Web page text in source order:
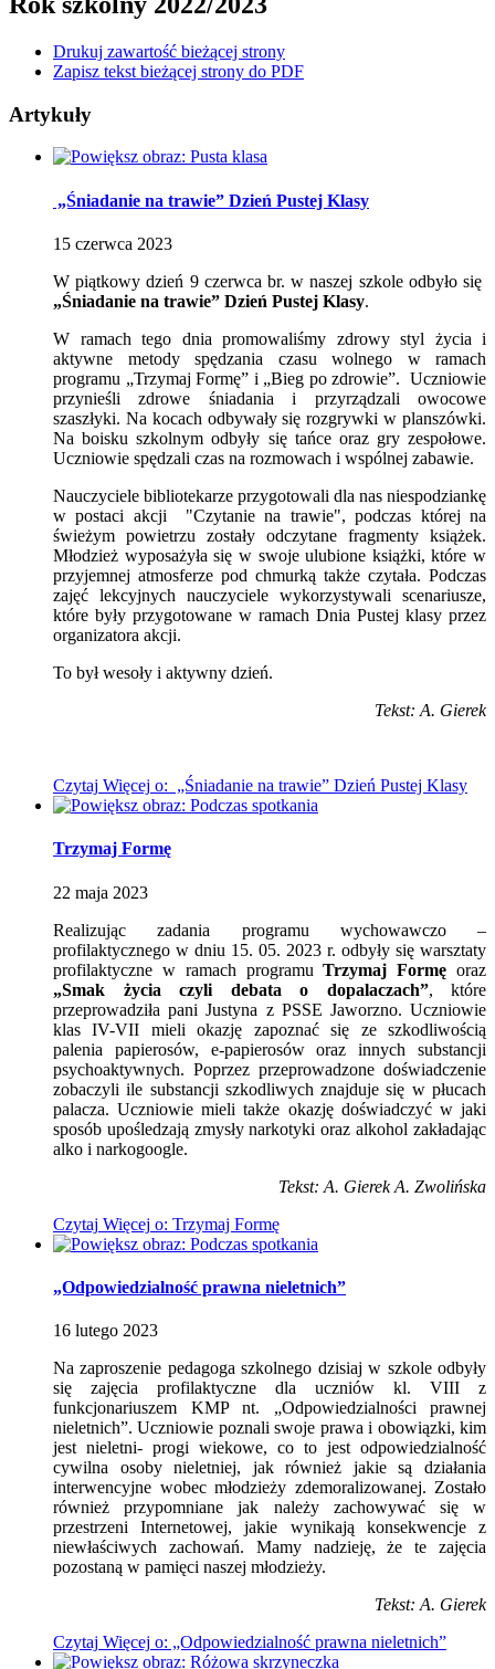
Drukuj zawartość bieżącej strony
Zapisz tekst bieżącej strony do PDF
Artykuły
„Śniadanie na trawie” Dzień Pustej Klasy
15 czerwca 2023
W piątkowy dzień 9 czerwca br. w naszej szkole odbyło się
„Śniadanie na trawie” Dzień Pustej Klasy.
W ramach tego dnia promowaliśmy zdrowy styl życia i
aktywne metody spędzania czasu wolnego w ramach
programu „Trzymaj Formę” i „Bieg po zdrowie”. Uczniowie
przynieśli zdrowe śniadania i przyrządzali owocowe
szaszłyki. Na kocach odbywały się rozgrywki w planszówki.
Na boisku szkolnym odbyły się tańce oraz gry zespołowe.
Uczniowie spędzali czas na rozmowach i wspólnej zabawie.
Nauczyciele bibliotekarze przygotowali dla nas niespodziankę
w postaci akcji "Czytanie na trawie", podczas której na
świeżym powietrzu zostały odczytane fragmenty książek.
Młodzież wyposażyła się w swoje ulubione książki, które w
przyjemnej atmosferze pod chmurką także czytała. Podczas
zajęć lekcyjnych nauczyciele wykorzystywali scenariusze,
które były przygotowane w ramach Dnia Pustej klasy przez
organizatora akcji.
To był wesoły i aktywny dzień.
Tekst: A. Gierek
Czytaj Więcej o: „Śniadanie na trawie” Dzień Pustej Klasy
Trzymaj Formę
22 maja 2023
Realizując zadania programu wychowawczo –
profilaktycznego w dniu 15. 05. 2023 r. odbyły się warsztaty
profilaktyczne w ramach programuTrzymaj Formę oraz
„Smak życia czyli debata o dopalaczach”, które
przeprowadziła pani Justyna z PSSE Jaworzno. Uczniowie
klas IV-VII mieli okazję zapoznać się ze szkodliwością
palenia papierosów, e-papierosów oraz innych substancji
psychoaktywnych. Poprzez przeprowadzone doświadczenie
zobaczyli ile substancji szkodliwych znajduje się w płucach
palacza. Uczniowie mieli także okazję doświadczyć w jaki
sposób upośledzają zmysły narkotyki oraz alkohol zakładając
alko i narkogoogle.
Tekst: A. Gierek A. Zwolińska
Czytaj Więcej o: Trzymaj Formę
„Odpowiedzialność prawna nieletnich”
16 lutego 2023
Na zaproszenie pedagoga szkolnego dzisiaj w szkole odbyły
się zajęcia profilaktyczne dla uczniów kl. VIII z
funkcjonariuszem KMP nt. „Odpowiedzialności prawnej
nieletnich”. Uczniowie poznali swoje prawa i obowiązki, kim
jest nieletni- progi wiekowe, co to jest odpowiedzialność
cywilna osoby nieletniej, jak również jakie są działania
interwencyjne wobec młodzieży zdemoralizowanej. Zostało
również przypomniane jak należy zachowywać się w
przestrzeni Internetowej, jakie wynikają konsekwencje z
niewłaściwych zachowań. Mamy nadzieję, że te zajęcia
pozostaną w pamięci naszej młodzieży.
Tekst: A. Gierek
Czytaj Więcej o: „Odpowiedzialność prawna nieletnich”